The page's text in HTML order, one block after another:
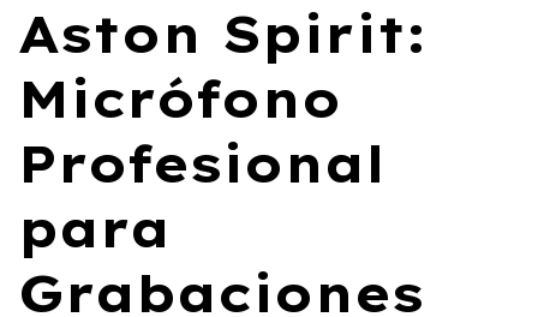
Aston Spirit:
Micrófono
Profesional
para
Grabaciones